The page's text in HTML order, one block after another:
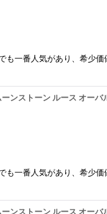
も一番人気があり、希少
ーンストーン ルース オ
も一番人気があり、希少
ーンストーン ルース オ